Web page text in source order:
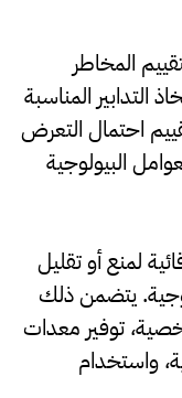
المخاطر
التدابير المناسبة
احتمال التعرض
البيولوجية
لمنع أو تقليل
يتضمن ذلك
توفير معدات
واستخدام